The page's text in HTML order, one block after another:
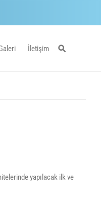
İletişim
yapılacak ilk ve